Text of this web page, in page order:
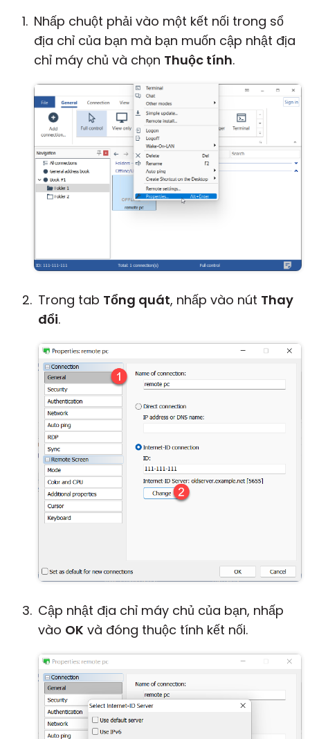
Nhấp chuột phải vào một kết nối trong sổ
địa chỉ của bạn mà bạn muốn cập nhật địa
chỉ máy chủ và chọn Thuộc tính.
Trong tab Tổng quát, nhấp vào nút Thay
đổi.
Cập nhật địa chỉ máy chủ của bạn, nhấp
vào OK và đóng thuộc tính kết nối.